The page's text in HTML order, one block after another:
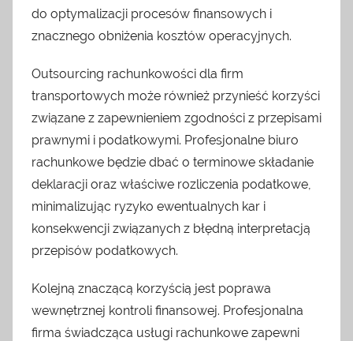
do optymalizacji procesów finansowych i
znacznego obniżenia kosztów operacyjnych.
Outsourcing rachunkowości dla firm
transportowych może również przynieść korzyści
związane z zapewnieniem zgodności z przepisami
prawnymi i podatkowymi. Profesjonalne biuro
rachunkowe będzie dbać o terminowe składanie
deklaracji oraz właściwe rozliczenia podatkowe,
minimalizując ryzyko ewentualnych kar i
konsekwencji związanych z błędną interpretacją
przepisów podatkowych.
Kolejną znaczącą korzyścią jest poprawa
wewnętrznej kontroli finansowej. Profesjonalna
firma świadcząca usługi rachunkowe zapewni